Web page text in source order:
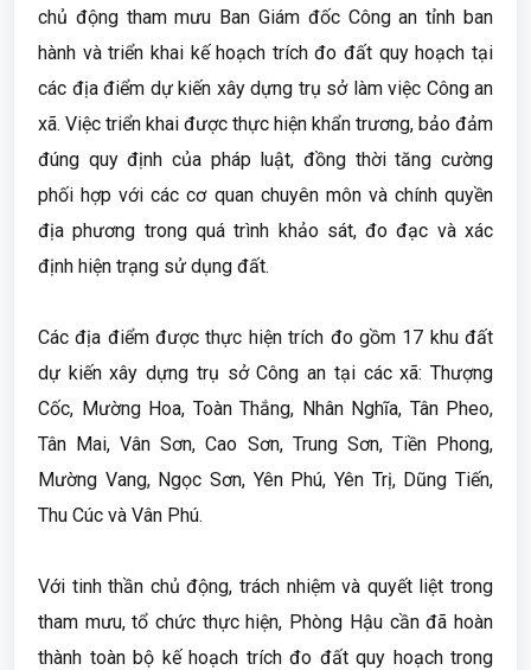
chủ động tham mưu Ban Giám đốc Công an tỉnh ban
hành và triển khai kế hoạch trích đo đất quy hoạch tại
các địa điểm dự kiến xây dựng trụ sở làm việc Công an
xã. Việc triển khai được thực hiện khẩn trương, bảo đảm
đúng quy định của pháp luật, đồng thời tăng cường
phối hợp với các cơ quan chuyên môn và chính quyền
địa phương trong quá trình khảo sát, đo đạc và xác
định hiện trạng sử dụng đất.
Các địa điểm được thực hiện trích đo gồm 17 khu đất
dự kiến xây dựng trụ sở Công an tại các xã: Thượng
Cốc, Mường Hoa, Toàn Thắng, Nhân Nghĩa, Tân Pheo,
Tân Mai, Vân Sơn, Cao Sơn, Trung Sơn, Tiền Phong,
Mường Vang, Ngọc Sơn, Yên Phú, Yên Trị, Dũng Tiến,
Thu Cúc và Vân Phú.
Với tinh thần chủ động, trách nhiệm và quyết liệt trong
tham mưu, tổ chức thực hiện, Phòng Hậu cần đã hoàn
thành toàn bộ kế hoạch trích đo đất quy hoạch trong